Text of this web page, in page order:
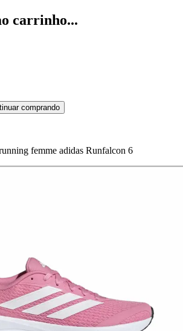
carrinho...
comprando
femme adidas Runfalcon 6